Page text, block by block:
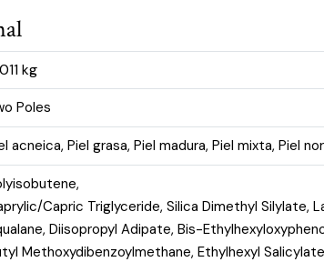
kg
Poles
acneica, Piel grasa, Piel madura, Piel mixta, Piel
Capric Triglyceride, Silica Dimethyl Silylate,
Diisopropyl Adipate, Bis-
Methoxydibenzoylmethane, Ethylhexyl